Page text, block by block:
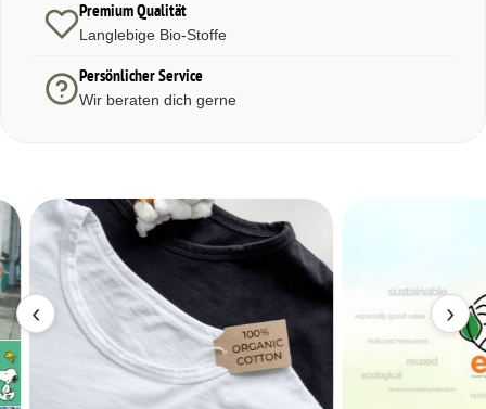
Premium Qualität
Langlebige Bio-Stoffe
Persönlicher Service
Wir beraten dich gerne
‹ ›